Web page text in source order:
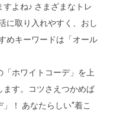
よね♪ さまざまなトレ
に取り入れやすく、おし
めキーワードは「オール
ホワイトコーデ」を上
す。コツさえつかめば
！ あなたらしい“着こ